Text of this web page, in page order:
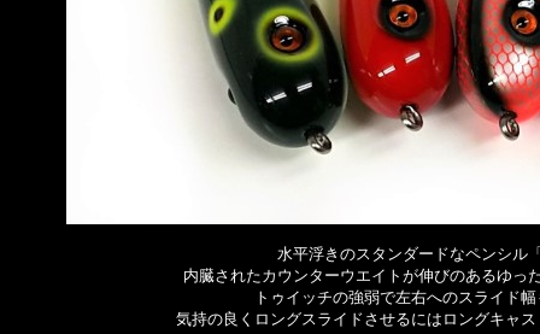
水平浮きのスタンダードなペンシル
内臓されたカウンターウエイトが伸びのあるゆっ
トゥイッチの強弱で左右へのスライド
気持の良くロングスライドさせるにはロングキャ